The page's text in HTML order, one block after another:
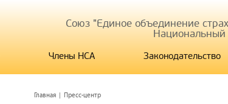
Союз "Единое объединение
Национальный
Члены НСА Законодательство
Главная | Пресс-центр